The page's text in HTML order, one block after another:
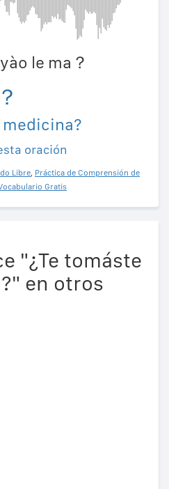
le ma？
medicina?
oración
Libre, Práctica de Comprensión de
Gratis
"¿Te tomáste
en otros